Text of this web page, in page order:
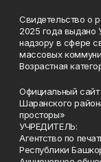
Свидетельство о
2025 года выдано
надзору в сфере
массовых
Возрастная
Официальный сайт
Шаранского
просторы»
УЧРЕДИТЕЛЬ:
Агентство по
Республики